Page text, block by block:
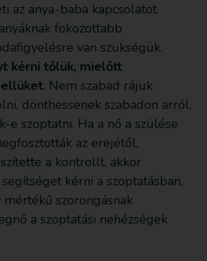
az anya-baba kapcsolatot.
fokozottabb
van szükségük.
kérni tőlük, mielőtt
. Nem szabad rájuk
dönthessenek szabadon arról,
e szoptatni. Ha a nő a szülése
az erejétől,
a kontrollt, akkor
kérni a szoptatásban,
szorongásnak
a szoptatási nehézségek